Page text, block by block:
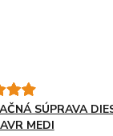
SÚPRAVA
MEDI